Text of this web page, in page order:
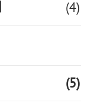
(4)
(5)